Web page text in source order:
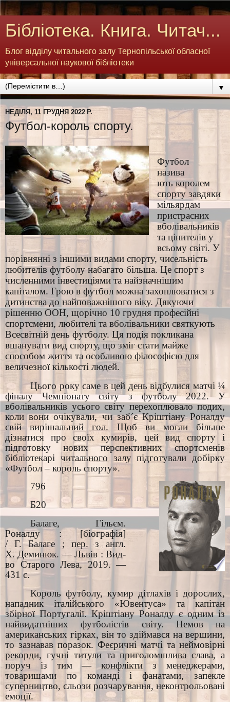
Бібліотека. Книга. Читач...
Блог відділу читального залу Тернопільської обласної
універсальної наукової бібліотеки
▼
НЕДІЛЯ, 11 ГРУДНЯ 2022 Р.
Футбол-король спорту.
Футбол
назива
ють королем
спорту завдяки
мільярдам
пристрасних
вболівальників
та цінителів у
всьому світі. У
порівнянні з іншими видами спорту, чисельність
любителів футболу набагато більша. Це спорт з
численними інвестиціями та найзначнішим
капіталом. Грою в футбол можна захоплюватися з
дитинства до найповажнішого віку. Дякуючи
рішенню ООН, щорічно 10 грудня професійні
спортсмени, любителі та вболівальники святкують
Всесвітній день футболу. Ця подія покликана
вшанувати вид спорту, що зміг стати майже
способом життя та особливою філософією для
величезної кількості людей.
Цього року саме в цей день відбулися матчі ¼
фіналу Чемпіонату світу з футболу 2022. У
вболівальників усього світу перехоплювало подих,
коли вони очікували, чи заб´є Кріштіану Роналду
свій вирішальний гол. Щоб ви могли більше
дізнатися про своїх кумирів, цей вид спорту і
підготовку нових перспективних спортсменів
бібліотекарі читального залу підготували добірку
«Футбол – король спорту».
796
Б20
Балаге, Гільєм.
Роналду : [біографія]
/ Г. Балаге ; пер. з англ.
Х. Деминюк. — Львів : Вид-
во Старого Лева, 2019. —
431 с.
Король футболу, кумир дітлахів і дорослих,
нападник італійського «Ювентуса» та капітан
збірної Португалії. Кріштіану Роналду є одним із
найвидатніших футболістів світу. Немов на
американських гірках, він то здіймався на вершини,
то зазнавав поразок. Феєричні матчі та неймовірні
рекорди, гучні титули та приголомшлива слава, а
поруч із тим — конфлікти з менеджерами,
товаришами по команді і фанатами, запекле
суперництво, сльози розчарування, неконтрольовані
емоції.